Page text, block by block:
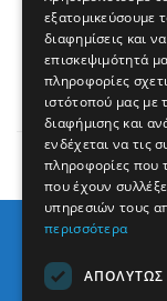
Κουτσούμπας
είναι το
εξατομικεύσουμε
διαφημίσεις και
επισκεψιμότητά
πληροφορίες
ιστότοπού μας με
διαφήμισης και
ενδέχεται να τις
πληροφορίες που
που έχουν
υπηρεσιών τους
περισσότερα
ΑΠΟΛΎΤΩΣ